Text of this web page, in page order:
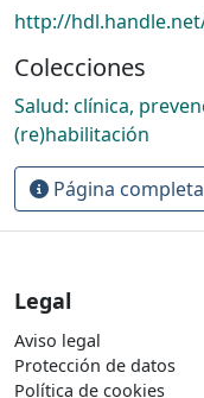
http://
Colecciones
Salud: clínica,
(re)habilitación
Página
Legal
Aviso legal
Protección de datos
Política de cookies